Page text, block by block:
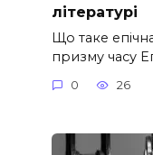
літературі
Що таке
призму часу
0 26